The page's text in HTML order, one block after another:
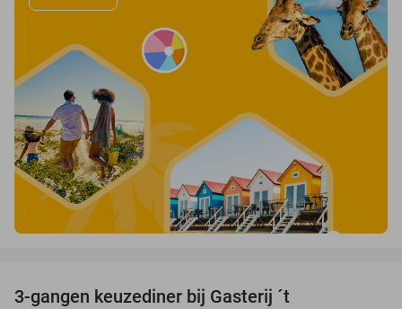
3-gangen keuzediner bij Gasterij ´t